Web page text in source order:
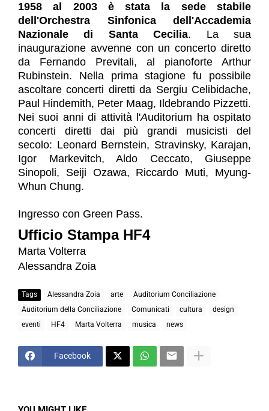
1958 al 2003 è stata la sede stabile
dell'Orchestra Sinfonica dell'Accademia
Nazionale di Santa Cecilia. La sua
inaugurazione avvenne con un concerto diretto
da Fernando Previtali, al pianoforte Arthur
Rubinstein. Nella prima stagione fu possibile
ascoltare concerti diretti da Sergiu Celibidache,
Paul Hindemith, Peter Maag, Ildebrando Pizzetti.
Nei suoi anni di attività l'Auditorium ha ospitato
concerti diretti dai più grandi musicisti del
secolo: Leonard Bernstein, Stravinsky, Karajan,
Igor Markevitch, Aldo Ceccato, Giuseppe
Sinopoli, Seiji Ozawa, Riccardo Muti, Myung-
Whun Chung.
Ingresso con Green Pass.
Ufficio Stampa HF4
Marta Volterra
Alessandra Zoia
Tags Alessandra Zoia arte
Auditorium Conciliazione
Auditorium della Conciliazione
Comunicati cultura
design
eventi
HF4 Marta Volterra musica news
Facebook